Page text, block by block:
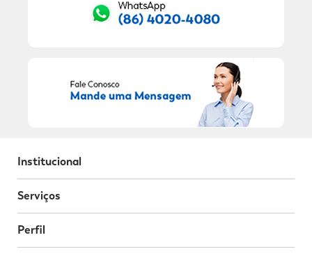
Institucional
Serviços
Perfil